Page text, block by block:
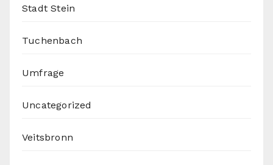
Stadt Stein
Tuchenbach
Umfrage
Uncategorized
Veitsbronn